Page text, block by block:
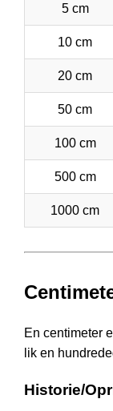
5 cm
10 cm
20 cm
50 cm
100 cm
500 cm
1000 cm
En centimeter
lik en
Historie/